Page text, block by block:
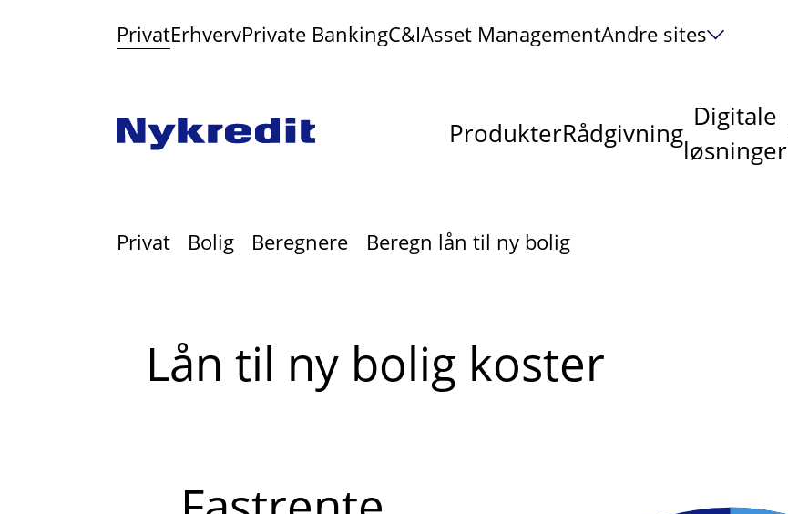
PrivatErhvervPrivate BankingC&IAsset ManagementAndre sites
ProdukterRådgivning
Digitale
løsninger
Privat Bolig Beregnere Beregn lån til ny bolig
Lån til ny bolig koster